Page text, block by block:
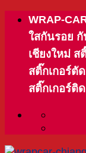
Skip
content
WRAP-
ใสกันรอย
เชียงใหม่ ส
สติ๊กเกอร์ตั
สติ๊กเกอร์ติ